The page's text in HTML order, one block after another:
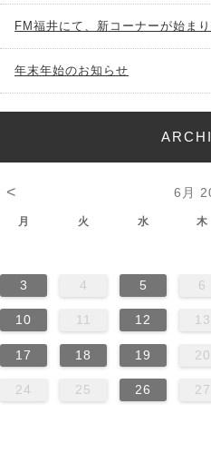
FM福井にて、新コーナーが始ま
年末年始のお知らせ
< 6月
月 火 水 木
3 4 5 6
10 11 12 13
17 18 19 20
24 25 26 27